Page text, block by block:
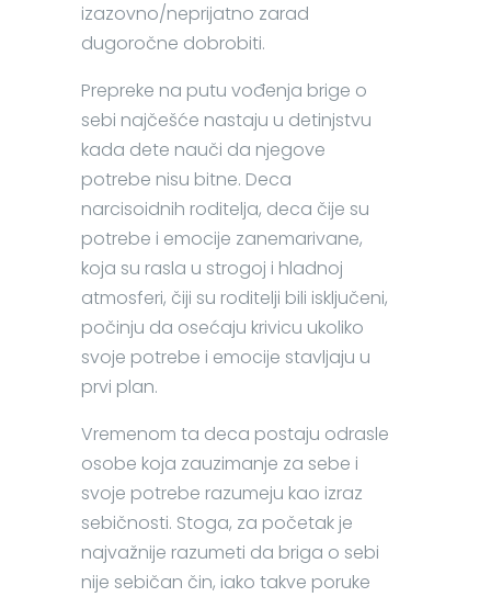
izazovno/neprijatno zarad
dugoročne dobrobiti.
Prepreke na putu vođenja brige o
sebi najčešće nastaju u detinjstvu
kada dete nauči da njegove
potrebe nisu bitne. Deca
narcisoidnih roditelja, deca čije su
potrebe i emocije zanemarivane,
koja su rasla u strogoj i hladnoj
atmosferi, čiji su roditelji bili isključeni,
počinju da osećaju krivicu ukoliko
svoje potrebe i emocije stavljaju u
prvi plan.
Vremenom ta deca postaju odrasle
osobe koja zauzimanje za sebe i
svoje potrebe razumeju kao izraz
sebičnosti. Stoga, za početak je
najvažnije razumeti da briga o sebi
nije sebičan čin, iako takve poruke